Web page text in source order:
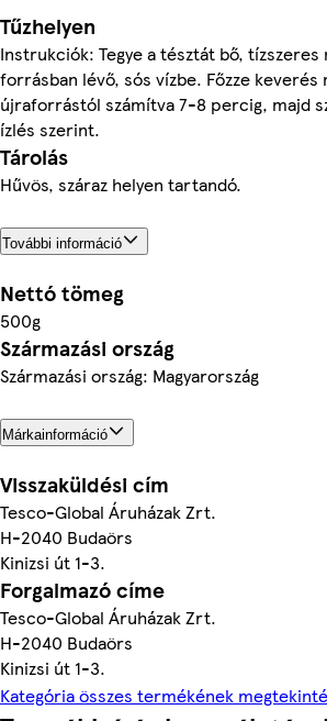
Tűzhelyen
Instrukciók: Tegye a tésztát bő, tízszeres
forrásban lévő, sós vízbe. Főzze keverés
újraforrástól számítva 7-8 percig, majd
ízlés szerint.
Tárolás
Hűvös, száraz helyen tartandó.
További információ
Nettó tömeg
500g
Származási ország
Származási ország: Magyarország
Márkainformáció
Visszaküldési cím
Tesco-Global Áruházak Zrt.
H-2040 Budaörs
Kinizsi út 1-3.
Forgalmazó címe
Tesco-Global Áruházak Zrt.
H-2040 Budaörs
Kinizsi út 1-3.
Kategória összes termékének